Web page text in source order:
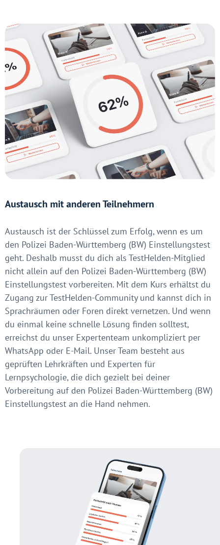
Austausch mit anderen Teilnehmern
Austausch ist der Schlüssel zum Erfolg, wenn es um
den Polizei Baden-Württemberg (BW) Einstellungstest
geht. Deshalb musst du dich als TestHelden-Mitglied
nicht allein auf den Polizei Baden-Württemberg (BW)
Einstellungstest vorbereiten. Mit dem Kurs erhältst du
Zugang zur TestHelden-Community und kannst dich in
Sprachräumen oder Foren direkt vernetzen. Und wenn
du einmal keine schnelle Lösung finden solltest,
erreichst du unser Expertenteam unkompliziert per
WhatsApp oder E-Mail. Unser Team besteht aus
geprüften Lehrkräften und Experten für
Lernpsychologie, die dich gezielt bei deiner
Vorbereitung auf den Polizei Baden-Württemberg (BW)
Einstellungstest an die Hand nehmen.